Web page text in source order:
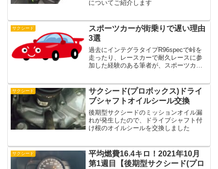
についてご紹介します
サクシード
スポーツカーが街乗りで遅い理由
3選
過去にインテグラタイプR96specで峠を
走ったり、レースカーで耐久レースに参
加した経験のある筆者が、スポーツカー
サクシード
サクシード(プロボックス)ドライ
ブシャフトオイルシール交換
後期型サクシードのミッションオイル漏
れが発生したので、ドライブシャフト付
け根のオイルシールを交換しました
サクシード
平均燃費16.4キロ！2021年10月
第1週目【後期型サクシード(プロ